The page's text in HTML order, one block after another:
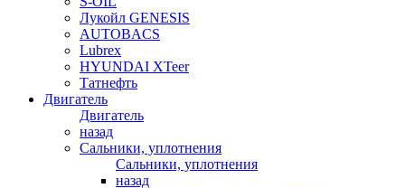
Лукойл GENESIS
AUTOBACS
Lubrex
HYUNDAI XTeer
Татнефть
Двигатель
Двигатель
назад
Сальники, уплотнения
Сальники, уплотнения
назад